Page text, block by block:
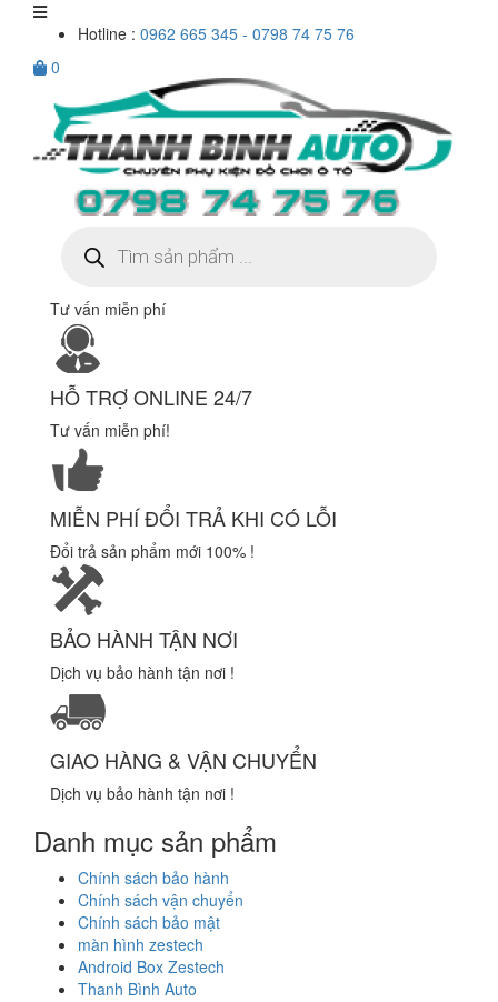
Hotline : 0962 665 345 - 0798 74 75 76
0
kiếm
sản
Tư vấn miễn phí
HỖ TRỢ ONLINE 24/7
Tư vấn miễn phí!
MIỄN PHÍ ĐỔI TRẢ KHI CÓ LỖI
Đổi trả sản phẩm mới 100% !
BẢO HÀNH TẬN NƠI
Dịch vụ bảo hành tận nơi !
GIAO HÀNG & VẬN CHUYỂN
Dịch vụ bảo hành tận nơi !
Danh mục sản phẩm
Chính sách bảo hành
Chính sách vận chuyển
Chính sách bảo mật
màn hình zestech
Android Box Zestech
Thanh Bình Auto